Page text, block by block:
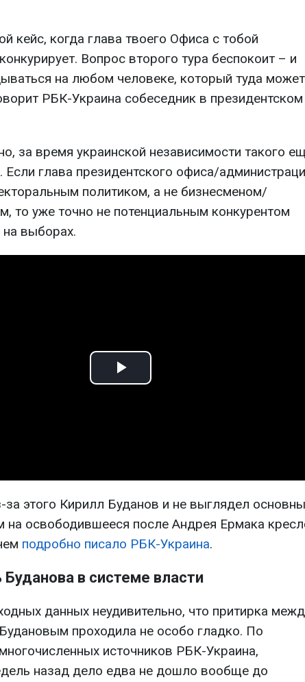
кейс, когда глава твоего Офиса с тобой
Вопрос второго тура беспокоит – и
на любом человеке, который туда может
РБК-Украина собеседник в президентском
за время украинской независимости такого
Если глава президентского офиса/
политиком, а не бизнесменом/
то уже точно не потенциальным конкурентом
выборах.
Play
за этого Кирилл Буданов и не выглядел
на освободившееся после Андрея Ермака
подробно писало РБК-Украина.
в системе власти
данных неудивительно, что притирка
проходила не особо гладко. По
источников РБК-Украина,
назад дело едва не дошло вообще до